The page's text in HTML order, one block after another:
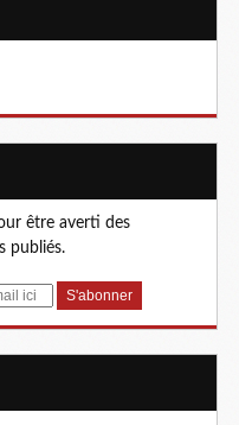
être averti des
publiés.